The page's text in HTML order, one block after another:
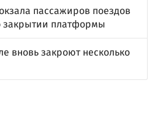
пассажиров поездов
закрытии платформы
вновь закроют несколько